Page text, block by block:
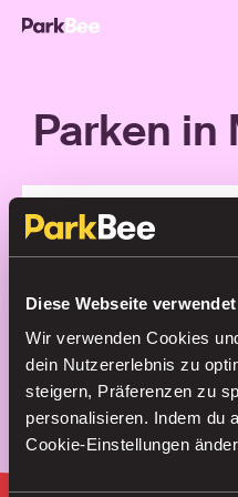
Diese Webseite
Wir verwenden Cookies
dein Nutzererlebnis zu
steigern, Präferenzen zu
personalisieren. Indem du
Cookie-Einstellungen
Parken in
Buchungen
Finden Sie Ihren
Parken Sie